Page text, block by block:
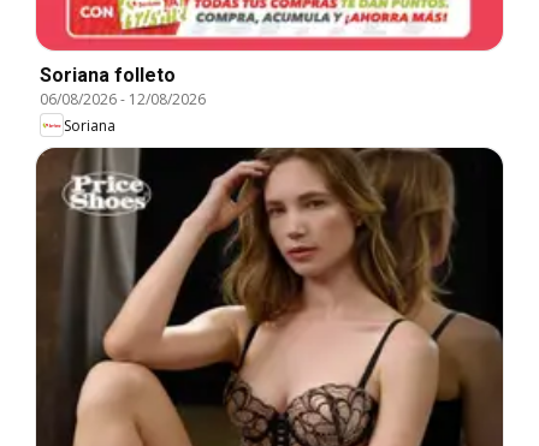
Soriana folleto
06/08/2026- 12/08/2026
Soriana